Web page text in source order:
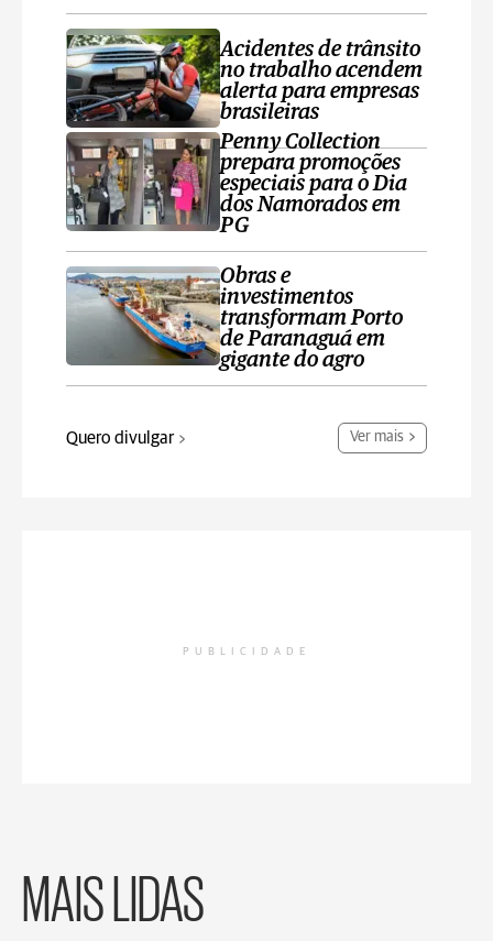
Acidentes de trânsito
no trabalho acendem
alerta para empresas
brasileiras
Penny Collection
prepara promoções
especiais para o Dia
dos Namorados em
PG
Obras e
investimentos
transformam Porto
de Paranaguá em
gigante do agro
Quero divulgar Ver mais
PUBLICIDADE
MAIS LIDAS